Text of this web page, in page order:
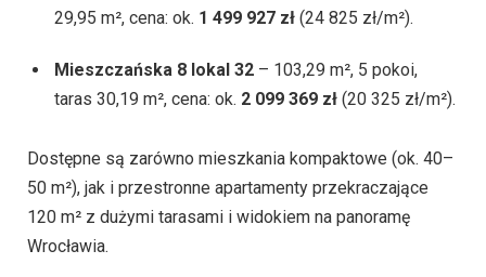
29,95 m², cena: ok. 1 499 927 zł (24 825 zł/m²).
Mieszczańska 8 lokal 32 – 103,29 m², 5 pokoi,
taras 30,19 m², cena: ok. 2 099 369 zł (20 325 zł/m²).
Dostępne są zarówno mieszkania kompaktowe (ok. 40–
50 m²), jak i przestronne apartamenty przekraczające
120 m² z dużymi tarasami i widokiem na panoramę
Wrocławia.